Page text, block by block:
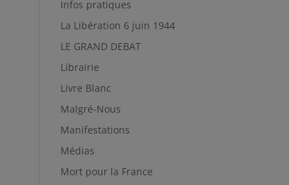
Infos pratiques
La Libération 6 juin 1944
LE GRAND DEBAT
Librairie
Livre Blanc
Malgré-Nous
Manifestations
Médias
Mort pour la France